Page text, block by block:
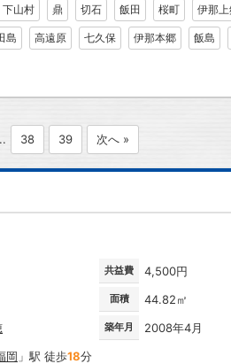
下山村 鼎 切石 飯田 桜町 伊那
島 高遠原 七久保 伊那本郷 飯島
38 39 次へ »
共益費 4,500円
面積 44.82㎡
築年月 2008年4月
岡 」駅 徒歩18分